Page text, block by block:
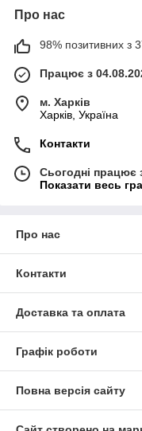
Про нас
98% позитивних з
Працює з
м. Харків
Харків, Україна
Контакти
Сьогодні працює
Показати весь
Про нас
Контакти
Доставка та оплата
Графік роботи
Повна версія сайту